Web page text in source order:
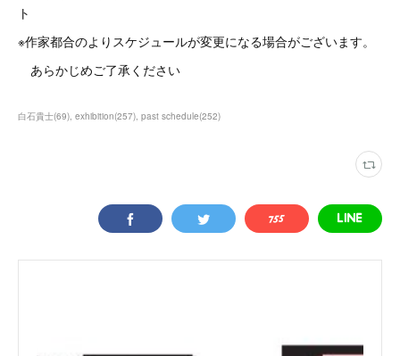
ト
※作家都合のよりスケジュールが変更になる場合がございます。
あらかじめご了承ください
白石貴士(69) exhibition(257) past schedule(252)